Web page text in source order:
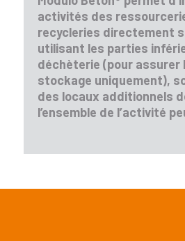
activités des
recycleries directement
utilisant les parties
déchèterie (pour assurer
stockage uniquement),
des locaux additionnels
l’ensemble de l’activité